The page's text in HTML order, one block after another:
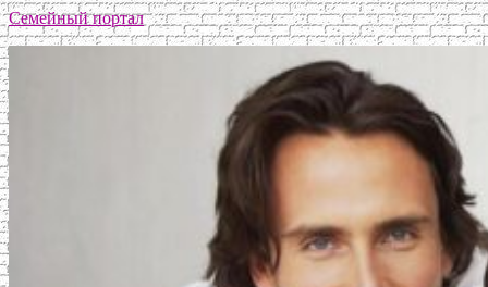
Семейный портал